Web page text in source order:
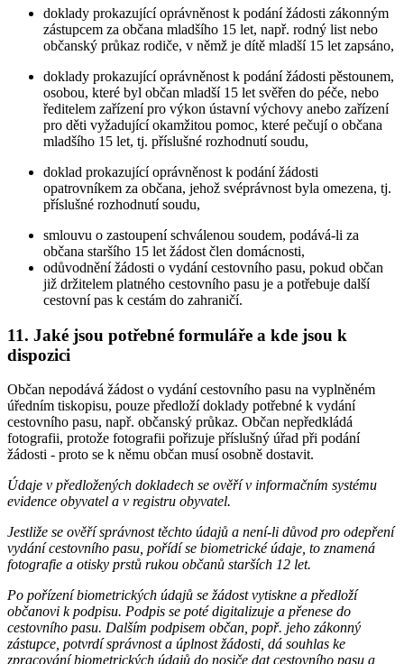
doklady prokazující oprávněnost k podání žádosti zákonným
zástupcem za občana mladšího 15 let, např. rodný list nebo
občanský průkaz rodiče, v němž je dítě mladší 15 let zapsáno,
doklady prokazující oprávněnost k podání žádosti pěstounem,
osobou, které byl občan mladší 15 let svěřen do péče, nebo
ředitelem zařízení pro výkon ústavní výchovy anebo zařízení
pro děti vyžadující okamžitou pomoc, které pečují o občana
mladšího 15 let, tj. příslušné rozhodnutí soudu,
doklad prokazující oprávněnost k podání žádosti
opatrovníkem za občana, jehož svéprávnost byla omezena, tj.
příslušné rozhodnutí soudu,
smlouvu o zastoupení schválenou soudem, podává-li za
občana staršího 15 let žádost člen domácnosti,
odůvodnění žádosti o vydání cestovního pasu, pokud občan
již držitelem platného cestovního pasu je a potřebuje další
cestovní pas k cestám do zahraničí.
11. Jaké jsou potřebné formuláře a kde jsou k
dispozici
Občan nepodává žádost o vydání cestovního pasu na vyplněném
úředním tiskopisu, pouze předloží doklady potřebné k vydání
cestovního pasu, např. občanský průkaz. Občan nepředkládá
fotografii, protože fotografii pořizuje příslušný úřad při podání
žádosti - proto se k němu občan musí osobně dostavit.
Údaje v předložených dokladech se ověří v informačním systému
evidence obyvatel a v registru obyvatel.
Jestliže se ověří správnost těchto údajů a není-li důvod pro odepření
vydání cestovního pasu, pořídí se biometrické údaje, to znamená
fotografie a otisky prstů rukou občanů starších 12 let.
Po pořízení biometrických údajů se žádost vytiskne a předloží
občanovi k podpisu. Podpis se poté digitalizuje a přenese do
cestovního pasu. Dalším podpisem občan, popř. jeho zákonný
zástupce, potvrdí správnost a úplnost žádosti, dá souhlas ke
zpracování biometrických údajů do nosiče dat cestovního pasu a